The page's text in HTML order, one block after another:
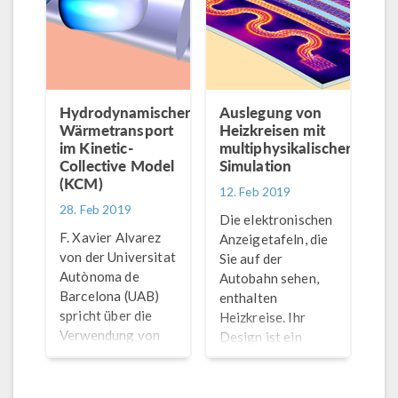
Ihren Modellen
berücksichtigen
COMSOL Multiphysics
Hydrodynamischer
Wärmetransport
im Kinetic-
Collective Model
(KCM)
28. Feb 2019
F. Xavier Alvarez
von der Universitat
Autònoma de
Barcelona (UAB)
spricht über die
Verwendung von
COMSOL Multiphysics
Auslegung von
Heizkreisen mit
multiphysikalischer
Simulation
12. Feb 2019
Die elektronischen
Anzeigetafeln, die
Sie auf der
Autobahn sehen,
enthalten
Heizkreise. Ihr
Design ist ein
echtes